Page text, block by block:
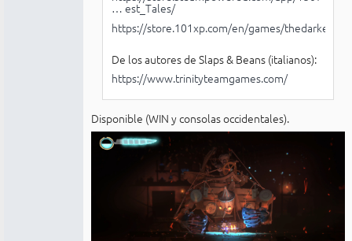
… est_Tales/
https://store.101xp.com/en/games/
De los autores de Slaps & Beans (italianos):
https://www.trinityteamgames.com/
Disponible (WIN y consolas occidentales).